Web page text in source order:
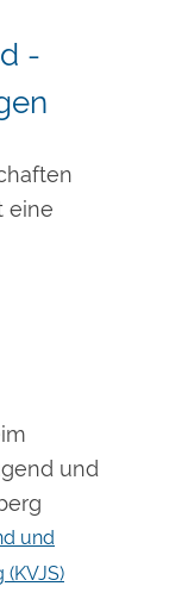
-
eine
und
und